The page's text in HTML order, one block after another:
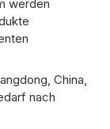
werden
China,
nach